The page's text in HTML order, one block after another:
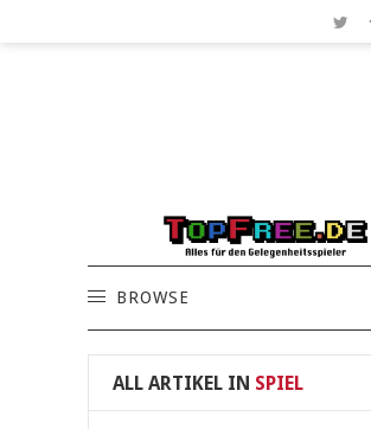
BROWSE
ALL ARTIKEL IN SPIEL